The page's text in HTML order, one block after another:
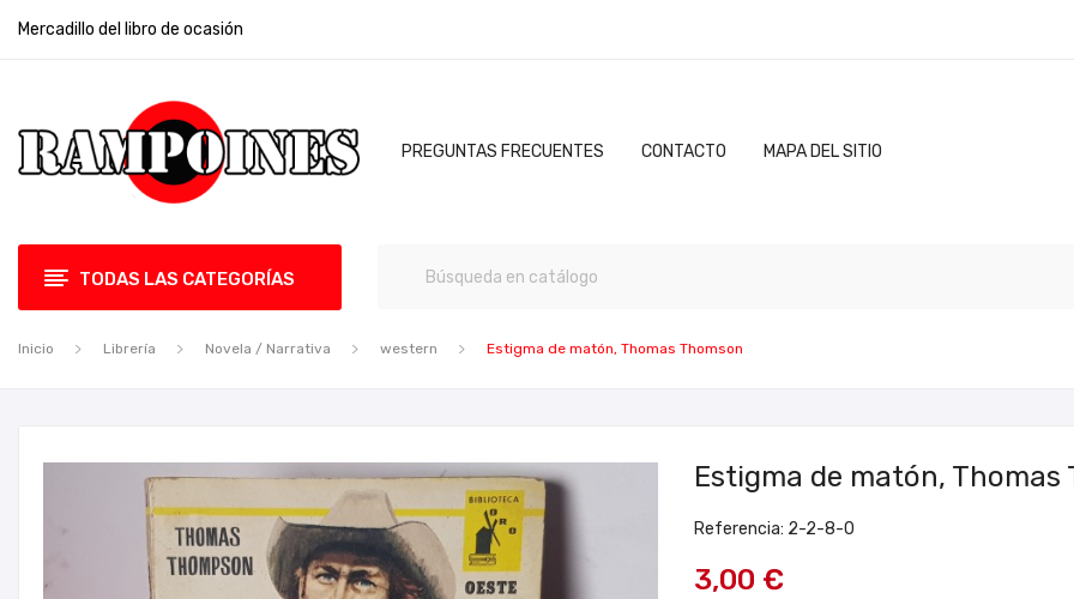
Mercadillo del libro de ocasión
PREGUNTAS FRECUENTES CONTACTO MAPA DEL SITIO
TODAS LAS CATEGORÍAS
Inicio Librería Novela / Narrativa western Estigma de matón, Thomas Thomson
Estigma de matón, Thomas
Referencia: 2-2-8-0
3,00 €